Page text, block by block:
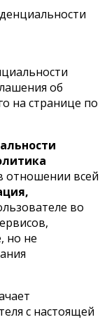
об
на странице по
отношении всей
во
но не
с настоящей